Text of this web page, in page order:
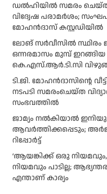
ഡൽഹിയിൽ സമരം ചെയ്ത
വിദ്വേഷ പരാമർശം;
മോഹന്‍ദാസ് കസ്റ്റഡിയിൽ
ലോങ് സർവീസിൽ സ്ഥിരം
ഒന്നരമാസം മുമ്പ്
കെ.എസ്.ആർ.ടി.സി
ടി.ജി. മോഹൻദാസിന്റെ
നടപടി സമരംചെയ്ത
സംഭവത്തിൽ
ജാമ്യം നൽകിയാൽ
ആവർത്തിക്കപ്പെടും;
റിപ്പോർട്ട്
‘ആയങ്കിക്ക് ഒരു
നിയമവും പാടില്ല;
എന്താണ് കാര്യം